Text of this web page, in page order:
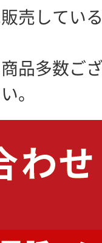
売してい
品多数ご
。